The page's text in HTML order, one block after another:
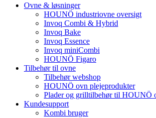
Ovne & løsninger
HOUNÖ industriovne oversigt
Invoq Combi & Hybrid
Invoq Bake
Invoq Essence
Invoq miniCombi
HOUNÖ Figaro
Tilbehør til ovne
Tilbehør webshop
HOUNÖ ovn plejeprodukter
Plader og grilltilbehør til HOUNÖ
Kundesupport
Kombi bruger